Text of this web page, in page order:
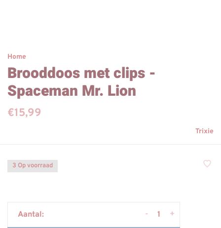
Home
Brooddoos met clips -
Spaceman Mr. Lion
€15,99
Trixie
3 Op voorraad
Aantal: +
-